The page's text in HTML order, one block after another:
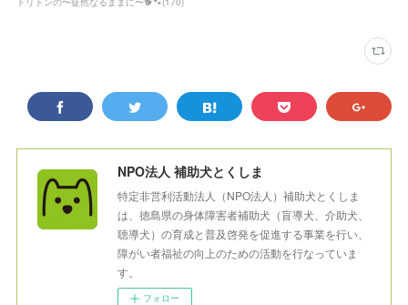
NPO法人 補助犬とくしま
特定非営利活動法人（NPO法人）補助犬とくしま
は、徳島県の身体障害者補助犬（盲導犬、介助犬、
聴導犬）の育成と普及啓発を促進する事業を行い、
障がい者福祉の向上のための活動を行なっていま
す。
フォロー